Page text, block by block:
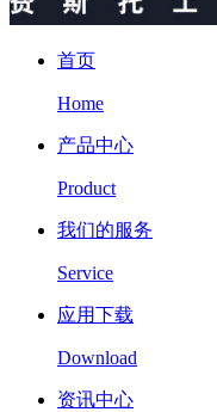
首页
Home
产品中心
Product
我们的服务
Service
应用下载
Download
资讯中心